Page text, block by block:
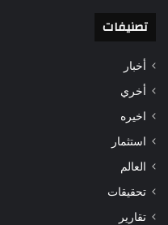
تصنيفات
أخبار
أخري
اخيره
استثمار
العالم
تحقيقات
تقارير